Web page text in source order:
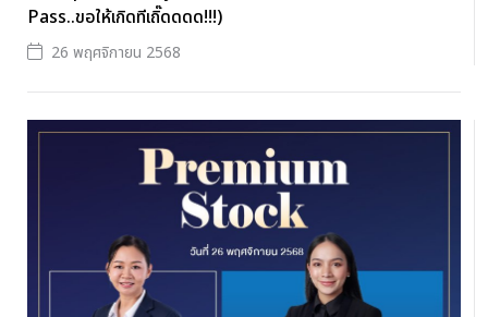
Pass..ขอให้เกิดทีเถิ๊ดดดด!!!)
26 พฤศจิกายน 2568